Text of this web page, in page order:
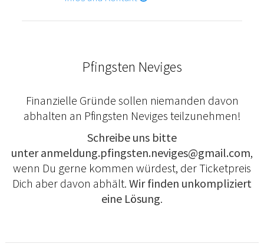
Pfingsten Neviges
Finanzielle Gründe sollen niemanden davon
abhalten an Pfingsten Neviges teilzunehmen!
Schreibe uns bitte
unteranmeldung.pfingsten.neviges@gmail.com,
wenn Du gerne kommen würdest, der Ticketpreis
Dich aber davon abhält. Wir finden unkompliziert
eine Lösung.